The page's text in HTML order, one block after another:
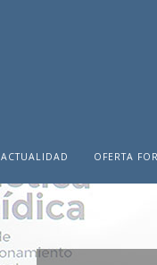
ACTUALIDAD OFERTA